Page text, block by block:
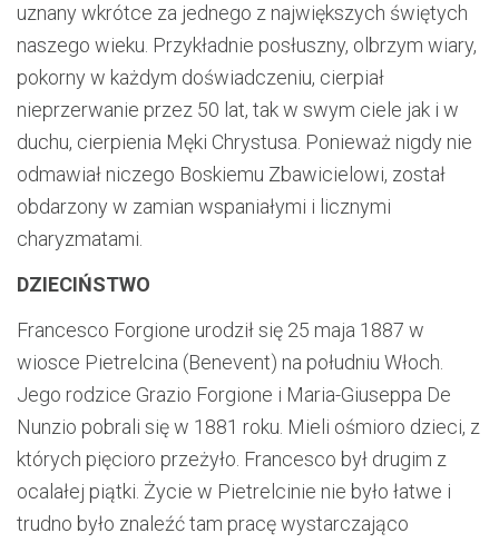
uznany wkrótce za jednego z największych świętych
naszego wieku. Przykładnie posłuszny, olbrzym wiary,
pokorny w każdym doświadczeniu, cierpiał
nieprzerwanie przez 50 lat, tak w swym ciele jak i w
duchu, cierpienia Męki Chrystusa. Ponieważ nigdy nie
odmawiał niczego Boskiemu Zbawicielowi, został
obdarzony w zamian wspaniałymi i licznymi
charyzmatami.
DZIECIŃSTWO
Francesco Forgione urodził się 25 maja 1887 w
wiosce Pietrelcina (Benevent) na południu Włoch.
Jego rodzice Grazio Forgione i Maria-Giuseppa De
Nunzio pobrali się w 1881 roku. Mieli ośmioro dzieci, z
których pięcioro przeżyło. Francesco był drugim z
ocalałej piątki. Życie w Pietrelcinie nie było łatwe i
trudno było znaleźć tam pracę wystarczająco